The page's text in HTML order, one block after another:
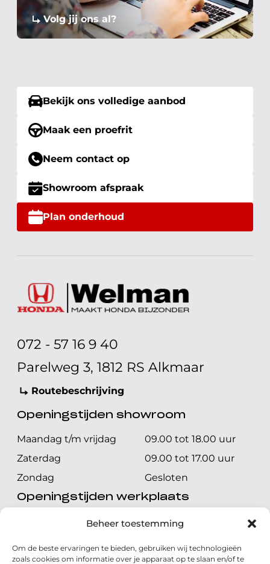
Beheer toestemming
Om de beste ervaringen te bieden, gebruiken wij technologieën
zoals cookies om informatie over je apparaat op te slaan en/of te
Volg jij ons al?
Bekijk ons volledige aanbod
Maak een proefrit
Neem contact op
Showroom afspraak
Plan onderhoud
072 - 57 16 9 40
Parelweg 3, 1812 RS Alkmaar
Routebeschrijving
Openingstijden showroom
Maandag t/m vrijdag
09.00 tot 18.00 uur
Zaterdag
09.00 tot 17.00 uur
Zondag
Gesloten
Openingstijden werkplaats
Maandag t/m vrijdag
08.00 tot 17.00 uur
Zondag
Gesloten